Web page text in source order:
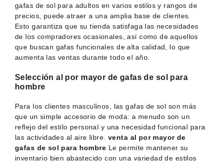
gafas de sol para adultos en varios estilos y rangos de
precios, puede atraer a una amplia base de clientes.
Esto garantiza que su tienda satisfaga las necesidades
de los compradores ocasionales, así como de aquellos
que buscan gafas funcionales de alta calidad, lo que
aumenta las ventas durante todo el año.
Selección al por mayor de gafas de sol para
hombre
Para los clientes masculinos, las gafas de sol son más
que un simple accesorio de moda: a menudo son un
reflejo del estilo personal y una necesidad funcional para
las actividades al aire libre.venta al por mayor de
gafas de sol para hombre Le permite mantener su
inventario bien abastecido con una variedad de estilos